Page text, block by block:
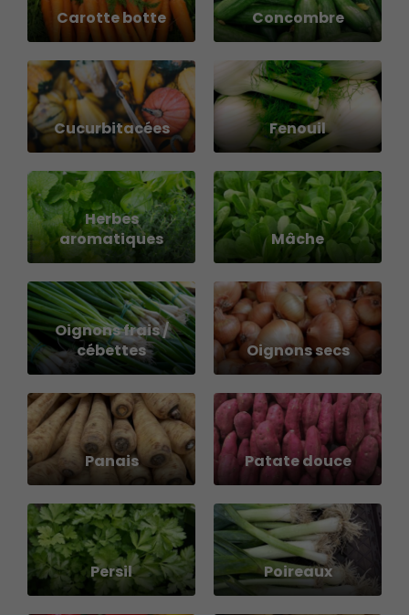
Carotte botte Concombre
Cucurbitacées Fenouil
Herbes
aromatiques
Mâche
Oignons frais /
cébettes
Oignons secs
Panais Patate douce
Persil Poireaux